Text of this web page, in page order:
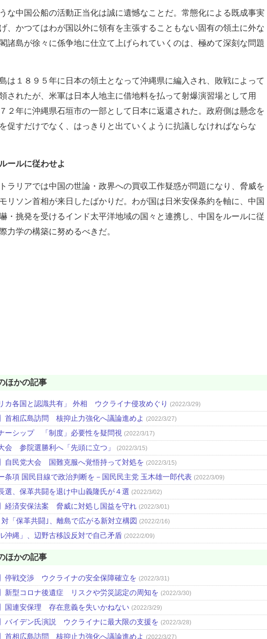
な中国公船の活動正当化は誠に遺憾なことだ。常態化による既成事実
、かつてはわが国以外に領有を主張することもない固有の領土に外な
諸島が徐々に係争地に仕立て上げられていくのは、極めて深刻な問題
は１８９５年に日本の領土となって沖縄県に編入され、敗戦によって
されたが、米軍は日本人地主に借地料を払って射爆演習場として用
２年に沖縄県石垣市の一部として日本に返還された。政府側は懸念を
促すだけでなく、はっきりと出ていくように抗議しなければならな
ールに従わせよ
ラリアでは中国の世論・政界への買収工作疑惑が問題になり、脅威を
リソン首相が来日したばかりだ。わが国は日米安保条約を軸に、中国
・挑発を受けるインド太平洋地域の国々と連携し、中国をルールに従
力学の構築に努めるべきだ。
ほかの記事
カ各国と認識共有」 外相 ウクライナ侵攻めぐり (2022/3/29)
首相広島訪問 核抑止力強化へ議論進めよ (2022/3/27)
ーシップ 「制度」必要性を疑問視 (2022/3/17)
会 参院選勝利へ「先頭に立つ」 (2022/3/15)
】自民党大会 国難克服へ覚悟持って対処を (2022/3/15)
条項 国民目線で政治判断を－国民民主党 玉木雄一郎代表 (2022/3/09)
選、保革共闘を退け中山義隆氏が４選 (2022/3/02)
】経済安保法案 脅威に対処し国益を守れ (2022/3/01)
対「保革共闘｣、離島で広がる新対立構図 (2022/2/16)
沖縄」、辺野古移設反対で自己矛盾 (2022/2/09)
ほかの記事
】停戦交渉 ウクライナの安全保障確立を (2022/3/31)
】新型コロナ後遺症 リスクや労災認定の周知を (2022/3/30)
】国連安保理 存在意義を失いかねない (2022/3/29)
】バイデン氏演説 ウクライナに最大限の支援を (2022/3/28)
首相広島訪問 核抑止力強化へ議論進めよ (2022/3/27)